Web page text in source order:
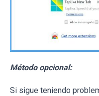
Método opcional:
Si sigue teniendo